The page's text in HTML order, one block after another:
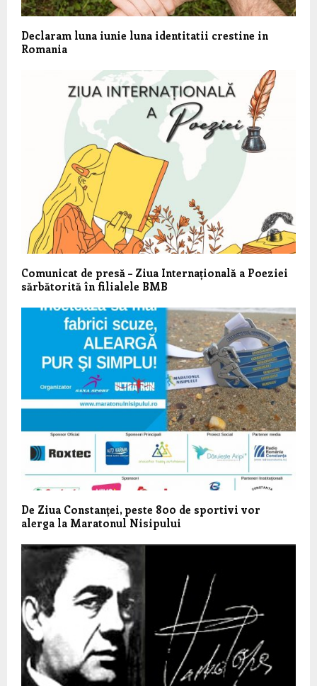
Declaram luna iunie luna identitatii crestine in
Romania
Comunicat de presă – Ziua Internațională a Poeziei
sărbătorită în filialele BMB
De Ziua Constanței, peste 800 de sportivi vor
alerga la Maratonul Nisipului